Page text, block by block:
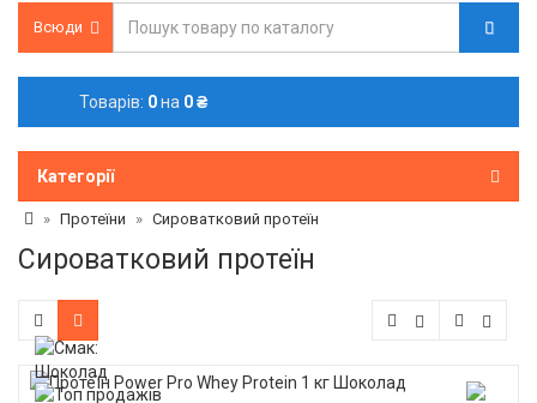
Всюди
Товарів: 0на 0 ₴
Категорії
Протеїни Сироватковий протеїн
Сироватковий протеїн